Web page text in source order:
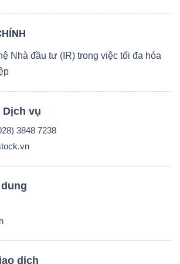
Nhà đầu tư (IR) trong việc tối đa hóa
Dịch vụ
3848 7238
dịch